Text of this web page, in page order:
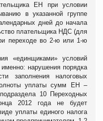
ЕН при условии
в указанной группе
дней до начала
плательщика НДС (для
переходе во 2-ю или 1-ю
«единщиками» условий
нарушения порядка
заполнения налоговых
уплаты сумм ЕН –
10 Переходных
2012 года не будет
уплаты единого налога